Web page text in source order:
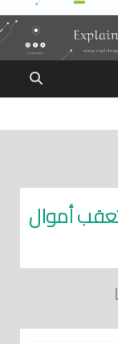
أموال